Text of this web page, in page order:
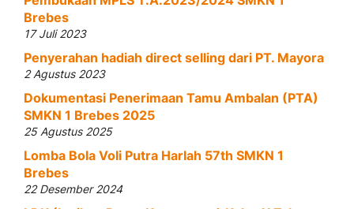
Brebes
17 Juli 2023
Penyerahan hadiah direct selling dari PT. Mayora
2 Agustus 2023
Dokumentasi Penerimaan Tamu Ambalan (PTA)
SMKN 1 Brebes 2025
25 Agustus 2025
Lomba Bola Voli Putra Harlah 57th SMKN 1
Brebes
22 Desember 2024